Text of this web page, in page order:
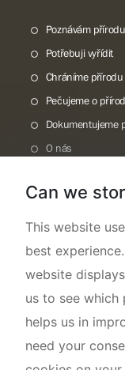
Poznávám přírodu
Potřebuji vyřídit
Chráníme
Pečujeme o
Dokumentujeme
O nás
Can we
This website
best
website
us to see which
helps us in
need your